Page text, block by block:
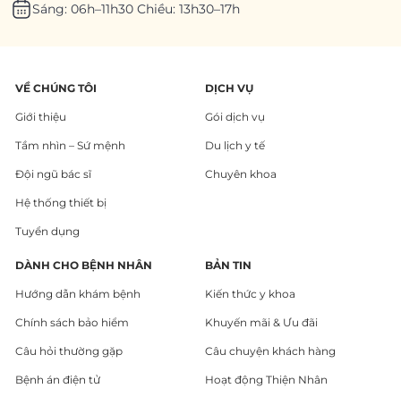
Sáng: 06h–11h30 Chiều: 13h30–17h
VỀ CHÚNG TÔI
Giới thiệu
Tầm nhìn – Sứ mệnh
Đội ngũ bác sĩ
Hệ thống thiết bị
Tuyển dụng
DỊCH VỤ
Gói dịch vụ
Du lịch y tế
Chuyên khoa
DÀNH CHO BỆNH NHÂN
Hướng dẫn khám bệnh
Chính sách bảo hiểm
Câu hỏi thường gặp
Bệnh án điện tử
BẢN TIN
Kiến thức y khoa
Khuyến mãi & Ưu đãi
Câu chuyện khách hàng
Hoạt động Thiện Nhân